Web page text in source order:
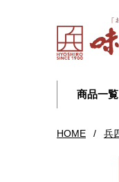
商品一覧
HOME / 兵